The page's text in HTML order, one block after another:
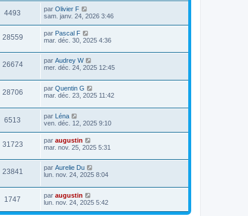
4493 par Olivier F
sam. janv. 24, 2026 3:46
28559 par Pascal F
mar. déc. 30, 2025 4:36
26674 par Audrey W
mer. déc. 24, 2025 12:45
28706 par Quentin G
mar. déc. 23, 2025 11:42
6513 par Léna
ven. déc. 12, 2025 9:10
31723 par augustin
mar. nov. 25, 2025 5:31
23841 par Aurelie Du
lun. nov. 24, 2025 8:04
1747 par augustin
lun. nov. 24, 2025 5:42